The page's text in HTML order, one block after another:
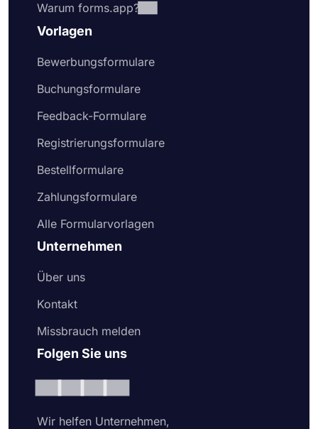
Warum forms.app?
Vorlagen
Bewerbungsformulare
Buchungsformulare
Feedback-Formulare
Registrierungsformulare
Bestellformulare
Zahlungsformulare
Alle Formularvorlagen
Unternehmen
Über uns
Kontakt
Missbrauch melden
Folgen Sie uns
Wir helfen Unternehmen,